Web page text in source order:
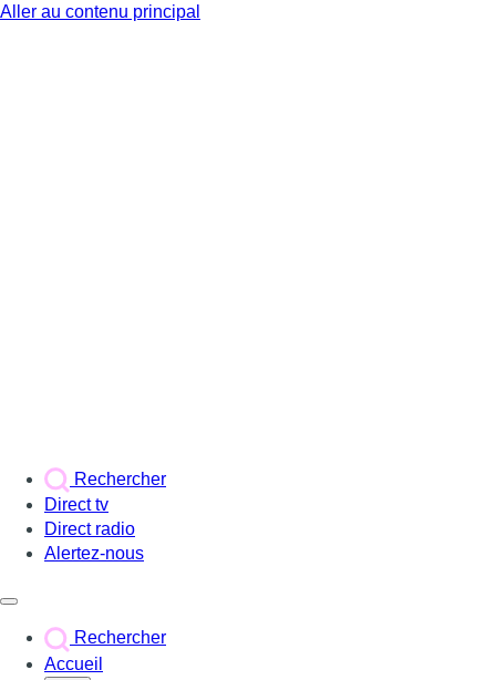
Aller au contenu principal
Rechercher
Direct tv
Direct radio
Alertez-nous
Rechercher
Accueil